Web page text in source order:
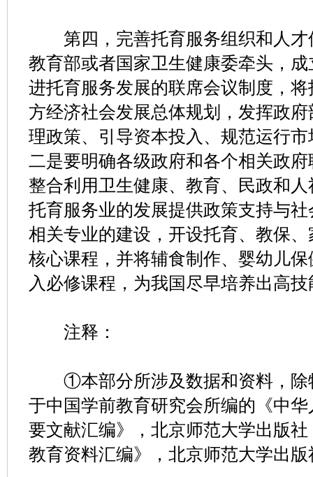
第四，完善托育服务组织和人才
教育部或者国家卫生健康委牵头，
进托育服务发展的联席会议制度，
方经济社会发展总体规划，发挥政
理政策、引导资本投入、规范运行
二是要明确各级政府和各个相关政
整合利用卫生健康、教育、民政和
托育服务业的发展提供政策支持与
相关专业的建设，开设托育、教保
核心课程，并将辅食制作、婴幼儿
入必修课程，为我国尽早培养出高
注释：
①本部分所涉及数据和资料，除
于中国学前教育研究会所编的《中
要文献汇编》，北京师范大学出版
教育资料汇编》，北京师范大学出